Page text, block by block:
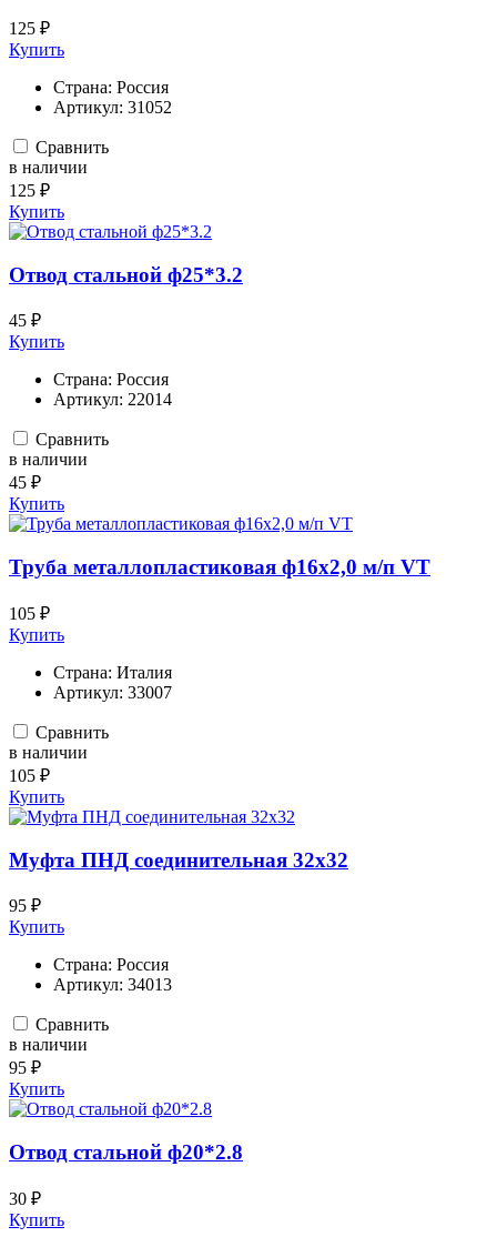
125 ₽
Купить
Страна: Россия
Артикул: 31052
Сравнить
в наличии
125 ₽
Купить
Отвод стальной ф25*3.2
45 ₽
Купить
Страна: Россия
Артикул: 22014
Сравнить
в наличии
45 ₽
Купить
Труба металлопластиковая ф16х2,0 м/п VT
105 ₽
Купить
Страна: Италия
Артикул: 33007
Сравнить
в наличии
105 ₽
Купить
Муфта ПНД соединительная 32х32
95 ₽
Купить
Страна: Россия
Артикул: 34013
Сравнить
в наличии
95 ₽
Купить
Отвод стальной ф20*2.8
30 ₽
Купить